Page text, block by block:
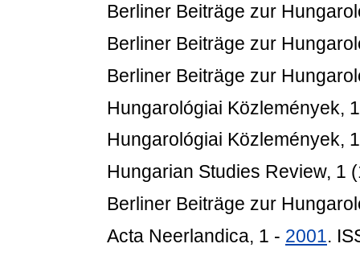
Berliner Beiträge zur
Berliner Beiträge zur
Berliner Beiträge zur
Hungarológiai Közlemények,
Hungarológiai Közlemények,
Hungarian Studies Review, 1
Berliner Beiträge zur
Acta Neerlandica, 1 - 2001.